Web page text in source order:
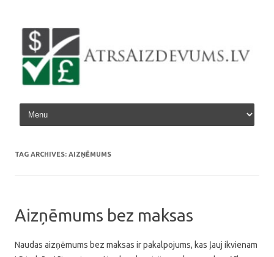
Skip to content
TAG ARCHIVES: AIZŅĒMUMS
Aizņēmums bez maksas
Naudas aizņēmums bez maksas ir pakalpojums, kas ļauj ikvienam